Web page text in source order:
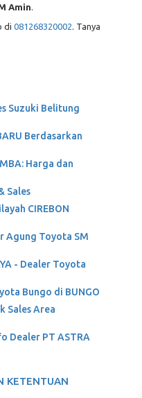
Amin.
di 081268320002. Tanya
Suzuki Belitung
Berdasarkan
Harga dan
Sales
CIREBON
Agung Toyota SM
- Dealer Toyota
Bungo di BUNGO
Sales Area
Dealer PT ASTRA
KETENTUAN